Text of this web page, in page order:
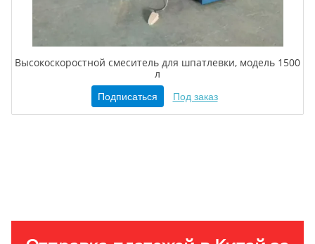
Высокоскоростной смеситель для шпатлевки, модель 1500
л
Подписаться Под заказ